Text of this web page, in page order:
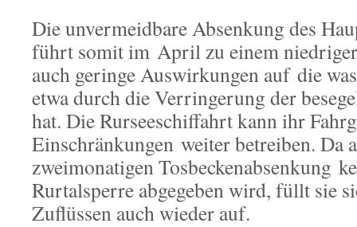
Die unvermeidbare Absenkung des
führt somit im April zu einem
auch geringe Auswirkungen auf die
etwa durch die Verringerung der
hat. Die Rurseeschiffahrt kann ihr
Einschränkungen weiter betreiben. Da
zweimonatigen Tosbeckenabsenkung
Rurtalsperre abgegeben wird, füllt sie
Zuflüssen auch wieder auf.